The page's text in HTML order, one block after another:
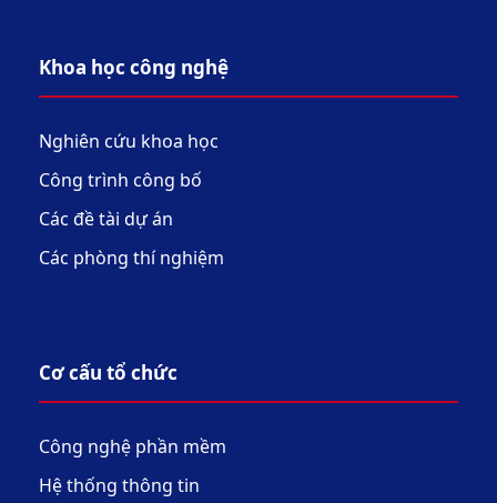
Khoa học công nghệ
Nghiên cứu khoa học
Công trình công bố
Các đề tài dự án
Các phòng thí nghiệm
Cơ cấu tổ chức
Công nghệ phần mềm
Hệ thống thông tin